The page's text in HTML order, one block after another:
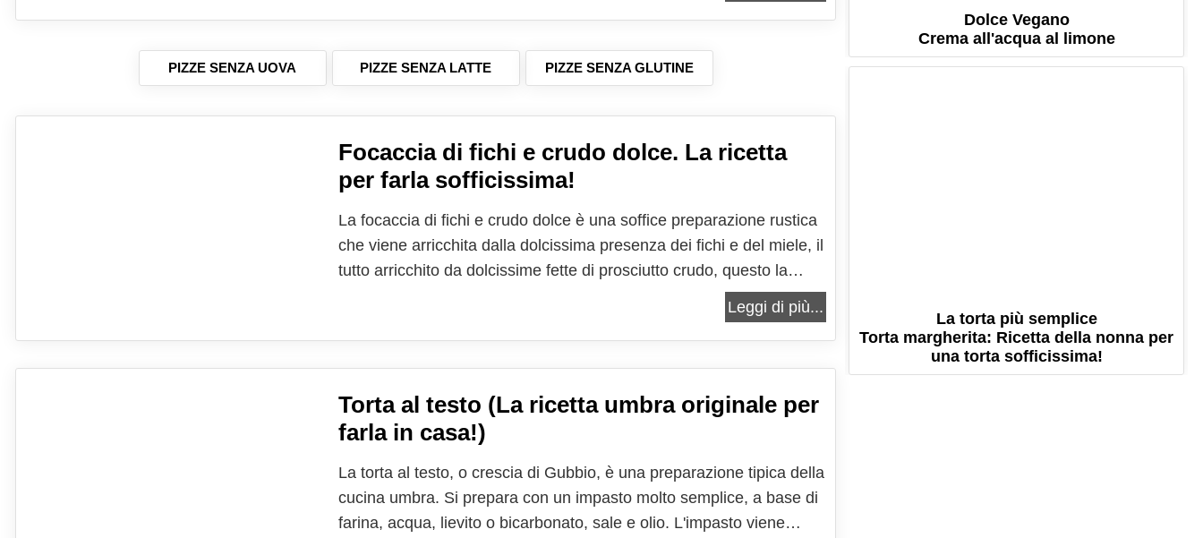
PIZZE SENZA UOVA PIZZE SENZA LATTE PIZZE SENZA GLUTINE
Focaccia di fichi e crudo dolce. La ricetta
per farla sofficissima!
La focaccia di fichi e crudo dolce è una soffice preparazione rustica
che viene arricchita dalla dolcissima presenza dei fichi e del miele, il
tutto arricchito da dolcissime fette di prosciutto crudo, questo la
rende incantevole per deliziare i nostri palati nel periodo dei fichi
Leggi di più...
Torta al testo (La ricetta umbra originale per
farla in casa!)
La torta al testo, o crescia di Gubbio, è una preparazione tipica della
cucina umbra. Si prepara con un impasto molto semplice, a base di
farina, acqua, lievito o bicarbonato, sale e olio. L'impasto viene
Dolce Vegano
Crema all'acqua al limone
La torta più semplice
Torta margherita: Ricetta della nonna per
una torta sofficissima!